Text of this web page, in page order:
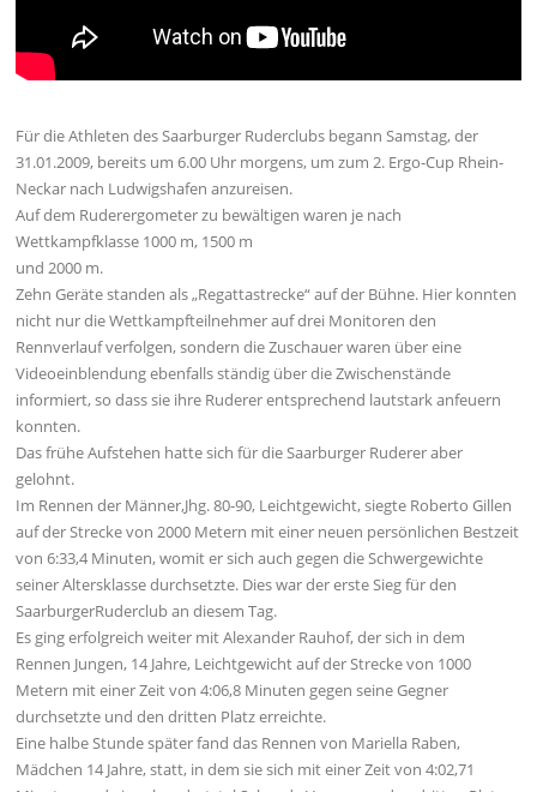
Für die Athleten des Saarburger Ruderclubs begann Samstag, der
31.01.2009, bereits um 6.00 Uhr morgens, um zum 2. Ergo-Cup Rhein-
Neckar nach Ludwigshafen anzureisen.
Auf dem Ruderergometer zu bewältigen waren je nach
Wettkampfklasse 1000 m, 1500 m
und 2000 m.
Zehn Geräte standen als „Regattastrecke“ auf der Bühne. Hier konnten
nicht nur die Wettkampfteilnehmer auf drei Monitoren den
Rennverlauf verfolgen, sondern die Zuschauer waren über eine
Videoeinblendung ebenfalls ständig über die Zwischenstände
informiert, so dass sie ihre Ruderer entsprechend lautstark anfeuern
konnten.
Das frühe Aufstehen hatte sich für die Saarburger Ruderer aber
gelohnt.
Im Rennen der Männer,Jhg. 80-90, Leichtgewicht, siegte Roberto Gillen
auf der Strecke von 2000 Metern mit einer neuen persönlichen Bestzeit
von 6:33,4 Minuten, womit er sich auch gegen die Schwergewichte
seiner Altersklasse durchsetzte. Dies war der erste Sieg für den
SaarburgerRuderclub an diesem Tag.
Es ging erfolgreich weiter mit Alexander Rauhof, der sich in dem
Rennen Jungen, 14 Jahre, Leichtgewicht auf der Strecke von 1000
Metern mit einer Zeit von 4:06,8 Minuten gegen seine Gegner
durchsetzte und den dritten Platz erreichte.
Eine halbe Stunde später fand das Rennen von Mariella Raben,
Mädchen 14 Jahre, statt, in dem sie sich mit einer Zeit von 4:02,71